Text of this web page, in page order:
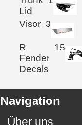
Lid
Visor 3
R.
Fender
Decals
15
Navigation
Über uns